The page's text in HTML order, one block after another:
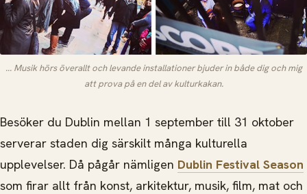
... Musik hörs överallt och levande installationer bjuder in både dig och mig
att prova på en del av kulturkakan.
Besöker du Dublin mellan 1 september till 31 oktober
serverar staden dig särskilt många kulturella
upplevelser. Då pågår nämligen Dublin Festival Season
som firar allt från konst, arkitektur, musik, film, mat och